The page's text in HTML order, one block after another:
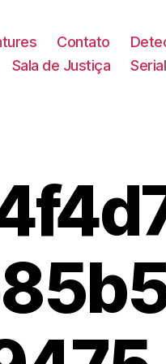
Contato
Sala de Justiça